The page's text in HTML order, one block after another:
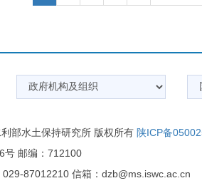
部水土保持研究所 版权所有 陕ICP备
号 邮编：712100
87012210 信箱：dzb@ms.iswc.ac.cn